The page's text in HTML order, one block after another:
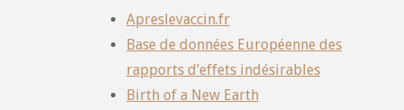
Apreslevaccin.fr
Base de données Européenne des
rapports d’effets indésirables
Birth of a New Earth